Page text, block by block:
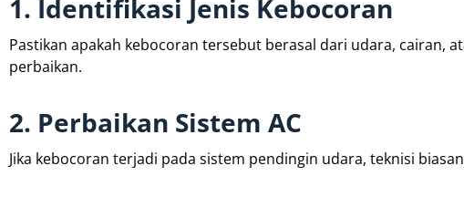
1. Identifikasi Jenis Kebocoran
Pastikan apakah kebocoran tersebut berasal dari udara, cairan,
perbaikan.
2. Perbaikan Sistem AC
Jika kebocoran terjadi pada sistem pendingin udara, teknisi